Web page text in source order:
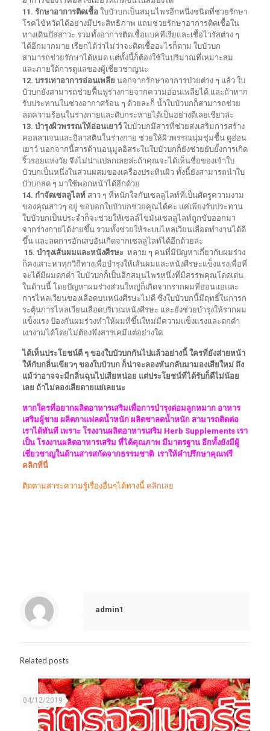
11. รักษาอาการติดเชื้อ ใบบัวบกเป็นสมุนไพรอีกหนึ่งชนิดที่ช่วยรักษา
โรคไข้หวัดได้อย่างมีประสิทธิภาพ แถมช่วยรักษาอาการติดเชื้อใน
ทางเดินปัสสาวะ รวมทั้งอาการติดเชื้อแบคทีเรียและเชื้อไวรัสต่าง ๆ
ได้อีกมากมาย เรียกได้ว่าไม่ว่าจะติดเชื้ออะไรก็ตาม ใบบัวบก
สามารถช่วยรักษาได้หมด แต่ทั้งนี้ก็ต้องใช้ในปริมาณที่เหมาะสม
และภายใต้การดูแลของผู้เชี่ยวชาญนะ
12. บรรเทาอาการอ่อนเพลีย นอกจากรักษาอาการป่วยต่าง ๆ แล้ว ใบ
บัวบกยังสามารถช่วยฟื้นฟูร่างกายจากความอ่อนเพลียได้ และถ้าหาก
รับประทานในช่วงอากาศร้อน ๆ ด้วยละก็ น้ำใบบัวบกก็สามารถช่วย
ลดความร้อนในร่างกายและดับกระหายได้เป็นอย่างดีเลยเชียวล่ะ
13. บำรุงผิวพรรณให้อ่อนเยาว์ ใบบัวบกมีสารที่ช่วยส่งเสริมการสร้าง
คอลลาเจนและอิลาสตินในร่างกาย ช่วยให้ผิวพรรณนุ่มชุ่มชื้น ดูอ่อน
เยาว์ นอกจากนี้สารต้านอนุมูลอิสระในใบบัวบกก็ยังช่วยยับยั้งการเกิด
ริ้วรอยแห่งวัย จึงไม่น่าแปลกเลยล่ะถ้าคุณจะได้เห็นชื่อของเจ้าใบ
บัวบกเป็นหนึ่งในส่วนผสมของเครื่องประทินผิว ทั้งนี้ยังสามารถนำใบ
บัวบกสด ๆ มาใช้พอกหน้าได้อีกด้วย
14. กำจัดเซลลูไลท์ สาว ๆ ที่หนักใจกับเซลลูไลท์ที่เป็นศัตรูความงาม
ของคุณสาวๆ อยู่ ขอบอกใบบัวบกช่วยคุณได้ค่ะ แค่เพียงรับประทาน
ใบบัวบกเป็นประจำก็จะช่วยให้เซลล์ไขมันเซลลูไลท์ถูกขับออกมา
จากร่างกายได้ง่ายขึ้น รวมทั้งช่วยให้ระบบไหลเวียนเลือดทำงานได้ดี
ขึ้น และลดการอักเสบอันเกิดจากเซลลูไลท์ได้อีกด้วยล่ะ
15. บำรุงเส้นผมและหนังศีรษะ หลาย ๆ คนที่มีปัญหาเกี่ยวกับผมร่วง
ก็คงเสาะหาทุกวิถีทางเพื่อบำรุงให้เส้นผมและหนังศีรษะแข็งแรงเพื่อที่
จะได้มีผมดกดำ ใบบัวบกก็เป็นอีกสมุนไพรหนึ่งที่มีสรรพคุณโดดเด่น
ในด้านนี้ โดยปัญหาผมร่วงส่วนใหญ่ก็เกิดจากรากผมที่อ่อนแอและ
การไหลเวียนของเลือดบนหนังศีรษะไม่ดี ซึ่งใบบัวบกนี้มีฤทธิ์ในการก
ระตุ้นการไหลเวียนเลือดบริเวณหนังศีรษะ และยังช่วยบำรุงให้รากผม
แข็งแรง ป้องกันผมร่วงทำให้ผมที่ขึ้นใหม่มีความแข็งแรงและดกดำ
เงางามได้โดยไม่ต้องพึ่งสารเคมีแต่อย่างใด
ได้เห็นประโยชน์ดี ๆ ของใบบัวบกกันไปแล้วอย่างนี้ ใครที่ยังส่ายหน้า
ให้กับกลิ่นเขียวๆ ของใบบัวบก ก็น่าจะลองหันกลับมามองเสียใหม่ ถึง
แม้ว่าอาจจะมีกลิ่นฉุนไปเสียหน่อย แต่ประโยชน์ที่ได้รับก็ดีไม่น้อย
เลย ถ้าไม่ลองเสียดายแย่เลยนะ
หากใครที่อยากผลิตอาหารเสริมเพื่อการบำรุงต่อมลูกหมาก อาหาร
เสริมผู้ชาย ผลิตกาแฟลดน้ำหนัก ผลิตชาลดน้ำหนัก สามารถติดต่อ
เราได้ทันที เพราะ โรงงานผลิตอาหารเสริม Herb Supplements เรา
เป็น โรงงานผลิตอาหารเสริม ที่ได้คุณภาพ มีมาตรฐาน อีกทั้งยังมีผู้
เชี่ยวชาญในด้านสารสกัดจากธรรมชาติ เราให้คำปรึกษาคุณฟรี
คลิกที่นี่
ติดตามสาระความรู้เรื่องอื่นๆได้ทางนี้ คลิกเลย
admin1
Related posts
04/12/2019